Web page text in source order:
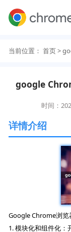
当前位置： 首页>
google
时间：
详情介绍
Google Chrome浏览
1. 模块化和组件化